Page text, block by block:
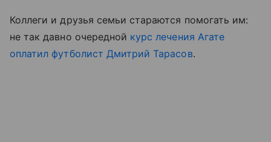
Коллеги и друзья семьи стараются помогать им:
не так давно очередной курс лечения Агате
оплатил футболист Дмитрий Тарасов.